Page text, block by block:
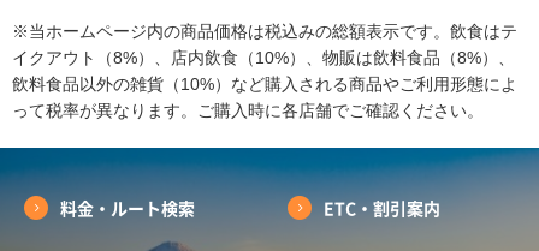
※当ホームページ内の商品価格は税込みの総額表示です。飲食はテ
イクアウト（8%）、店内飲食（10%）、物販は飲料食品（8%）、
飲料食品以外の雑貨（10%）など購入される商品やご利用形態によ
って税率が異なります。ご購入時に各店舗でご確認ください。
料金・ルート検索 ETC・割引案内